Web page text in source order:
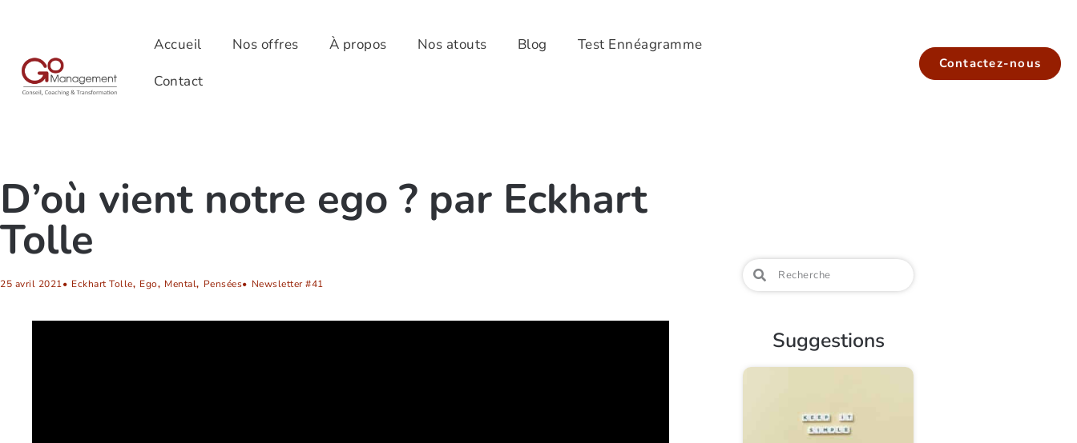
Accueil Nos offres À propos Nos atouts Blog
Test Ennéagramme
Contact
Contactez-nous
D’où vient notre ego ? par Eckhart
Tolle
25 avril 2021• Eckhart Tolle, Ego, Mental, Pensées• Newsletter #41
Suggestions